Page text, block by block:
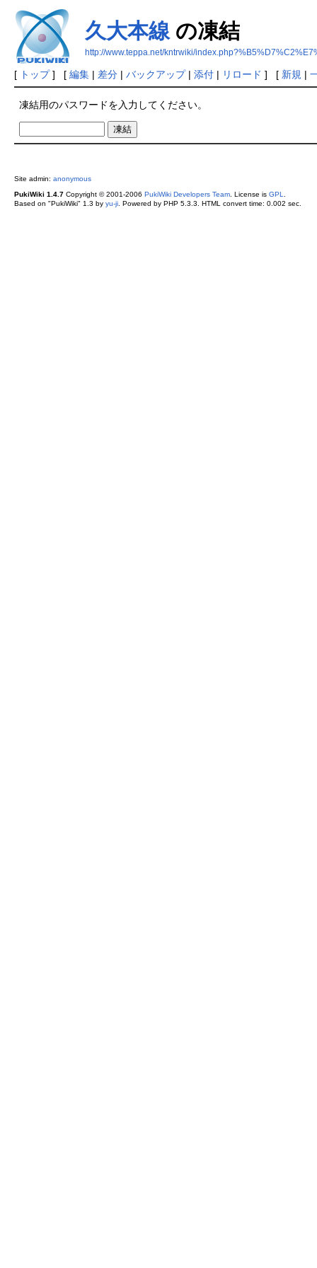
久大本線 の凍結
http://www.teppa.net/kntrwiki/
[ トップ] [ 編集| 差分| バックアップ| 添付| リロード ] [ 新規 |
凍結用のパスワードを入力してください。
Site admin: anonymous
PukiWiki 1.4.7Copyright © 2001-2006 PukiWiki Developers Team. License is GPL.
Based on "PukiWiki" 1.3 by yu-ji. Powered by PHP 5.3.3. HTML convert time: 0.002 sec.